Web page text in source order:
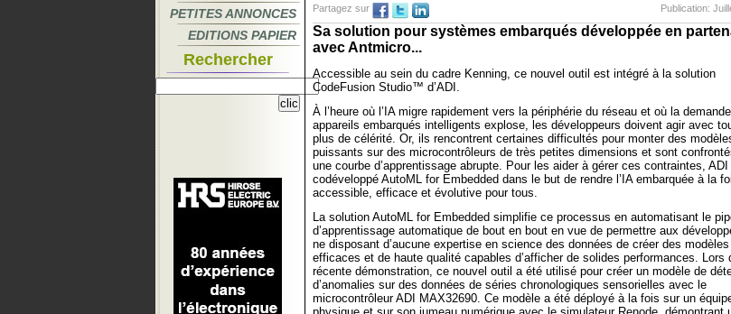
PETITES ANNONCES
EDITIONS PAPIER
Rechercher
Publication:
Partagez sur
Sa solution pour systèmes embarqués développée en
avec Antmicro...
Accessible au sein du cadre Kenning, ce nouvel outil est intégré à la solution
CodeFusion Studio™ d’ADI.
À l’heure où l’IA migre rapidement vers la périphérie du réseau et où la
appareils embarqués intelligents explose, les développeurs doivent agir avec
plus de célérité. Or, ils rencontrent certaines difficultés pour monter des
puissants sur des microcontrôleurs de très petites dimensions et sont
une courbe d’apprentissage abrupte. Pour les aider à gérer ces contraintes, ADI
codéveloppé AutoML for Embedded dans le but de rendre l’IA embarquée à la
accessible, efficace et évolutive pour tous.
La solution AutoML for Embedded simplifie ce processus en automatisant le
d’apprentissage automatique de bout en bout en vue de permettre aux
ne disposant d’aucune expertise en science des données de créer des modèles
efficaces et de haute qualité capables d’afficher de solides performances. Lors
récente démonstration, ce nouvel outil a été utilisé pour créer un modèle de
d’anomalies sur des données de séries chronologiques sensorielles avec le
microcontrôleur ADI MAX32690. Ce modèle a été déployé à la fois sur un